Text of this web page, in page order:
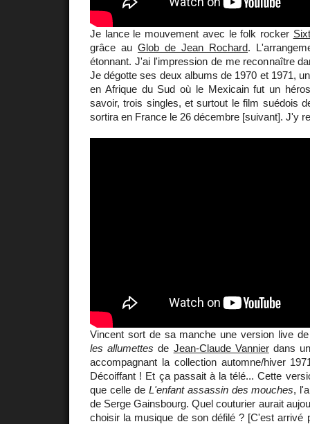
Je lance le mouvement avec le folk rocker
grâce au Glob de Jean Rochard.
étonnant. J'ai l'impression de me reconnaître
Je dégotte ses deux albums de 1970 et 1971,
en Afrique du Sud où le Mexicain fut un
savoir, trois singles, et surtout le film suédois
sortira en France le 26 décembre [suivant]. J'y
Vincent sort de sa manche une version live
les allumettes‬ de Jean-Claude Vannierdans
accompagnant la collection automne/hiver
Décoiffant ! Et ça passait à la télé... Cette
que celle de L'enfant assassin des mouches,
de Serge Gainsbourg. Quel couturier aurait
choisir la musique de son défilé ? [C'est arrivé